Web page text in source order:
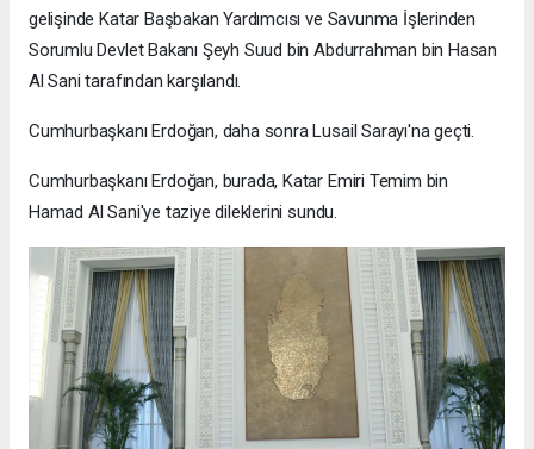
gelişinde Katar Başbakan Yardımcısı ve Savunma İşlerinden
Sorumlu Devlet Bakanı Şeyh Suud bin Abdurrahman bin Hasan
Al Sani tarafından karşılandı.
Cumhurbaşkanı Erdoğan, daha sonra Lusail Sarayı'na geçti.
Cumhurbaşkanı Erdoğan, burada, Katar Emiri Temim bin
Hamad Al Sani'ye taziye dileklerini sundu.